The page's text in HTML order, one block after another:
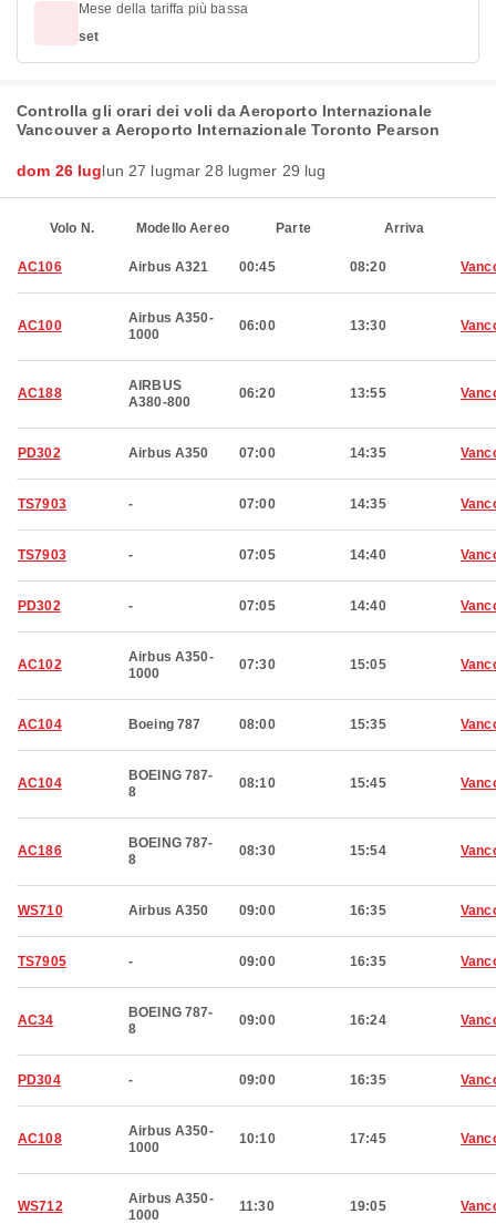
Mese della tariffa più bassa
set
Controlla gli orari dei voli da Aeroporto Internazionale
Vancouver a Aeroporto Internazionale Toronto Pearson
dom 26 luglun 27 lugmar 28 lugmer 29 lug
Volo N. Modello Aereo Parte Arriva
AC106 Airbus A321 00:45 08:20
AC100
Airbus A350-
1000
06:00 13:30
AC188
AIRBUS
A380-800
06:20 13:55
PD302 Airbus A350 07:00 14:35
TS7903 - 07:00 14:35
TS7903 - 07:05 14:40
PD302 - 07:05 14:40
AC102
Airbus A350-
1000
07:30 15:05
AC104 Boeing 787 08:00 15:35
AC104
BOEING 787-
8
08:10 15:45
AC186
BOEING 787-
8
08:30 15:54
WS710 Airbus A350 09:00 16:35
TS7905 - 09:00 16:35
AC34
BOEING 787-
8
09:00 16:24
PD304 - 09:00 16:35
AC108
Airbus A350-
1000
10:10 17:45
WS712
Airbus A350-
1000
11:30 19:05